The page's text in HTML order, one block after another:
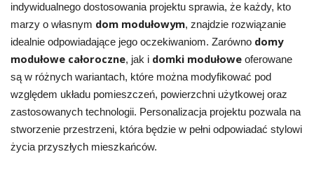
indywidualnego dostosowania projektu sprawia, że każdy, kto
marzy o własnym dom modułowym, znajdzie rozwiązanie
idealnie odpowiadające jego oczekiwaniom. Zarówno domy
modułowe całoroczne, jak i domki modułoweoferowane
są w różnych wariantach, które można modyfikować pod
względem układu pomieszczeń, powierzchni użytkowej oraz
zastosowanych technologii. Personalizacja projektu pozwala na
stworzenie przestrzeni, która będzie w pełni odpowiadać stylowi
życia przyszłych mieszkańców.